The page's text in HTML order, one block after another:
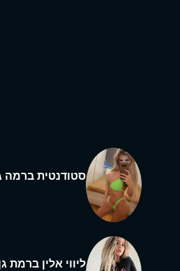
סטודנטית ברמה
ליווי אלין ברמת